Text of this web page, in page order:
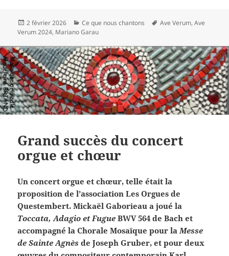
Publié
le
2 février 2026 Catégories
Ce que nous chantons
Mots-
Ave Verum,Ave
Verum 2024, Mariano Garau
Grand succès du concert
orgue et chœur
Un concert orgue et chœur, telle était la
proposition de l’association Les Orgues de
Questembert. Mickaël Gaborieau a joué la
Toccata, Adagio et Fugue BWV 564 de Bach et
accompagné la Chorale Mosaïque pour la Messe
de Sainte Agnès de Joseph Gruber, et pour deux